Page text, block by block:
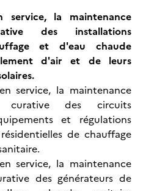
la maintenance
des installations
et d'eau chaude
d'air et de leurs
service, la maintenance
curative des circuits
et régulations
de chauffage
service, la maintenance
des générateurs de